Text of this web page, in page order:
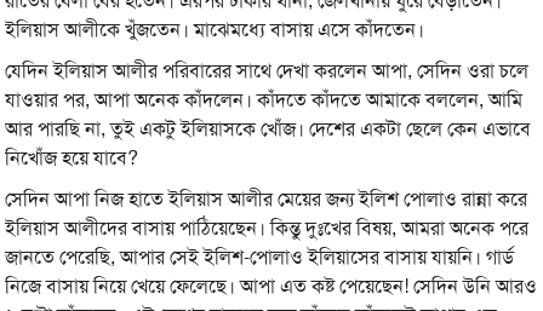
ইলিয়াস আলীকে খুঁজতেন। মাঝেমধ্যে বাসায় এসে কাঁদতেন।
যেদিন ইলিয়াস আলীর পরিবারের সাথে দেখা করলেন আপা, সেদিন ওরা চলে
যাওয়ার পর, আপা অনেক কাঁদলেন। কাঁদতে কাঁদতে আমাকে বললেন, আমি
আর পারছি না, তুই একটু ইলিয়াসকে খোঁজ। দেশের একটা ছেলে কেন এভাবে
নিখোঁজ হয়ে যাবে?
সেদিন আপা নিজ হাতে ইলিয়াস আলীর মেয়ের জন্য ইলিশ পোলাও রান্না করে
ইলিয়াস আলীদের বাসায় পাঠিয়েছেন। কিন্তু দুঃখের বিষয়, আমরা অনেক পরে
জানতে পেরেছি, আপার সেই ইলিশ-পোলাও ইলিয়াসের বাসায় যায়নি। গার্ড
নিজে বাসায় নিয়ে খেয়ে ফেলেছে। আপা এত কষ্ট পেয়েছেন! সেদিন উনি আরও